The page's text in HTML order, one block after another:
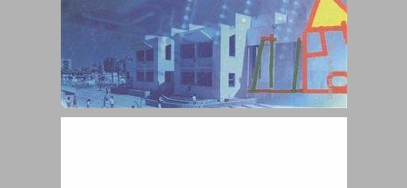
בית־הספר העתידי כרמים בין תיאוריה למעשה ... 0